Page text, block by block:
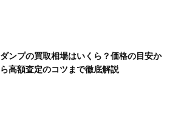
ダンプの買取相場はいくら？価格の目安か
ら高額査定のコツまで徹底解説